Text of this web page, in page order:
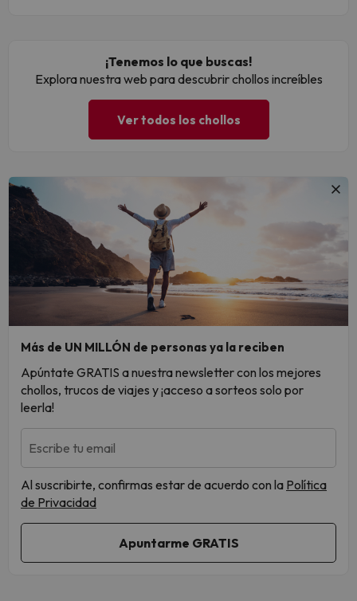
¡Tenemos lo que buscas!
Explora nuestra web para descubrir chollos increíbles
Ver todos los chollos
Más de UN MILLÓN de personas ya la reciben
Apúntate GRATIS a nuestra newsletter con los mejores
chollos, trucos de viajes y ¡acceso a sorteos solo por
leerla!
Escribe tu email
Al suscribirte, confirmas estar de acuerdo con la Política
de Privacidad